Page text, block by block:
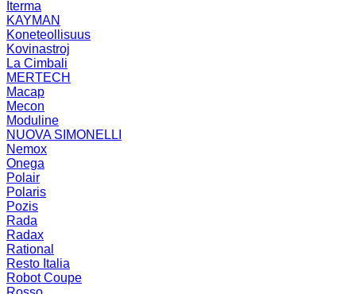
Iterma
KAYMAN
Koneteollisuus
Kovinastroj
La Cimbali
MERTECH
Macap
Mecon
Moduline
NUOVA SIMONELLI
Nemox
Onega
Polair
Polaris
Pozis
Rada
Radax
Rational
Resto Italia
Robot Coupe